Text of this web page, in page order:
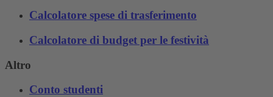
Calcolatore spese di trasferimento
Calcolatore di budget per le festività
Altro
Conto studenti